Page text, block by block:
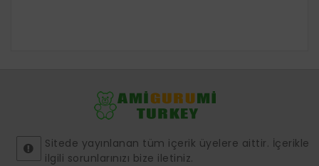
Sitede yayınlanan tüm içerik üyelere aittir. İçerikle
ilgili sorunlarınızı bize iletiniz.